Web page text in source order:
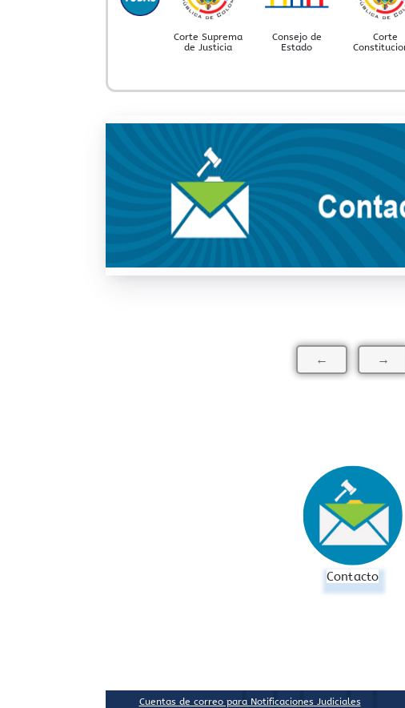
Corte Suprema
de Justicia
Consejo de
Estado
Corte
← →
Contacto
Cuentas de correo para Notificaciones Judiciales